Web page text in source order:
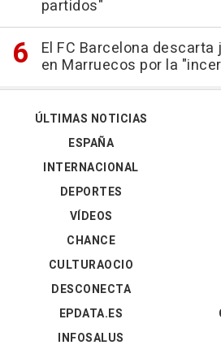
partidos"
El FC Barcelona
en Marruecos por la
ÚLTIMAS NOTICIAS
ESPAÑA
INTERNACIONAL
DEPORTES
VÍDEOS
CHANCE
CULTURAOCIO
DESCONECTA
EPDATA.ES
INFOSALUS